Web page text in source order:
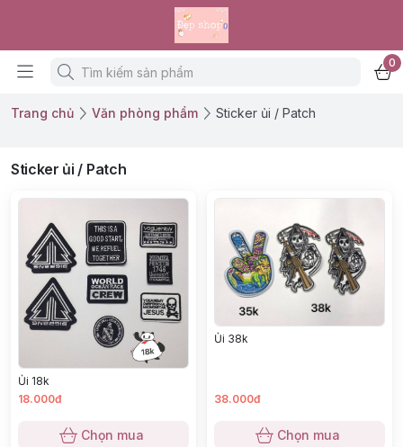
0
Trang chủ Văn phòng phẩm Sticker ủi / Patch
Sticker ủi / Patch
Ủi 18k
18.000đ
Chọn mua
Ủi 38k
38.000đ
Chọn mua